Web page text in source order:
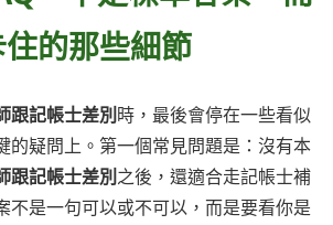
的那些細節
跟記帳士差別 時，最後會停在一些看似
的疑問上。第一個常見問題是：沒有本
跟記帳士差別 之後，還適合走記帳士補
不是一句可以或不可以，而是要看你是